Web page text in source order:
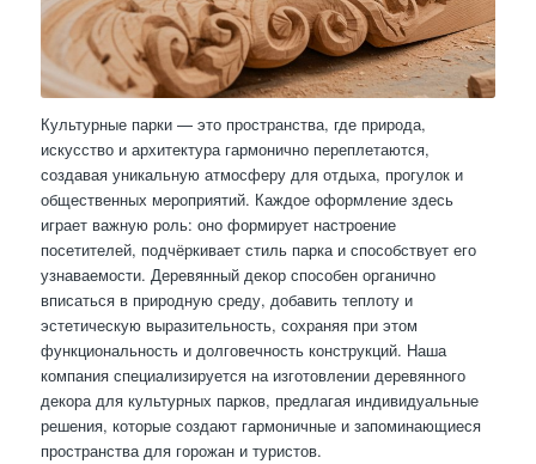
Культурные парки — это пространства, где природа,
искусство и архитектура гармонично переплетаются,
создавая уникальную атмосферу для отдыха, прогулок и
общественных мероприятий. Каждое оформление здесь
играет важную роль: оно формирует настроение
посетителей, подчёркивает стиль парка и способствует его
узнаваемости. Деревянный декор способен органично
вписаться в природную среду, добавить теплоту и
эстетическую выразительность, сохраняя при этом
функциональность и долговечность конструкций. Наша
компания специализируется на изготовлении деревянного
декора для культурных парков, предлагая индивидуальные
решения, которые создают гармоничные и запоминающиеся
пространства для горожан и туристов.